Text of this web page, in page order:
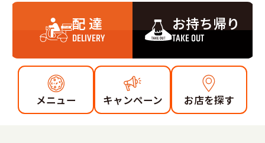
配 達
DELIVERY
お持ち帰り
TAKE OUT
メニュー キャンペーン お店を探す